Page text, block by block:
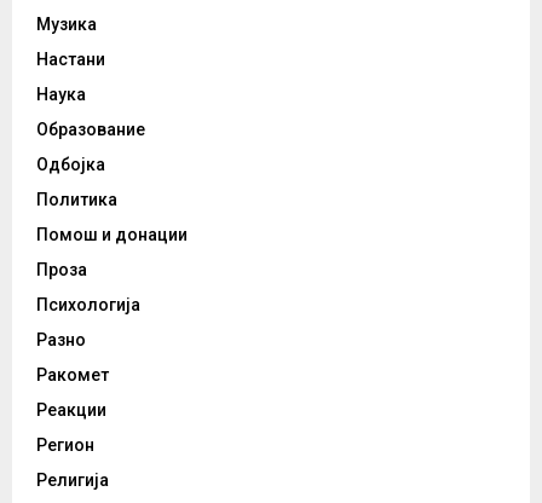
Музика
Настани
Наука
Образование
Одбојка
Политика
Помош и донации
Проза
Психологија
Разно
Ракомет
Реакции
Регион
Религија